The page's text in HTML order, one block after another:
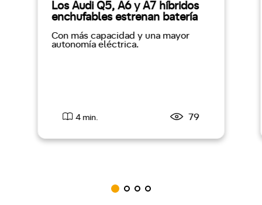
Los Audi Q5, A6 y A7 híbridos
enchufables estrenan batería
Con más capacidad y una mayor
autonomía eléctrica.
4 min. 79